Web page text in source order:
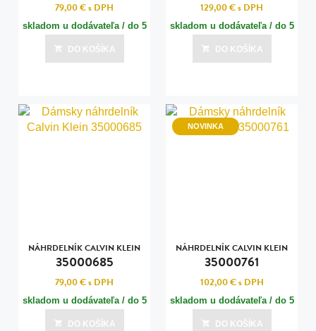
79,00 €s DPH
skladom u dodávateľa / do 5
dní
Posledná aktualizácia dnes o 14:00
DO KOŠÍKA
129,00 €s DPH
skladom u dodávateľa / do 5
dní
Posledná aktualizácia dnes o 14:00
DO KOŠÍKA
NÁHRDELNÍK CALVIN KLEIN
35000685
79,00 €s DPH
skladom u dodávateľa / do 5
dní
DO KOŠÍKA
NOVINKA
NÁHRDELNÍK CALVIN KLEIN
35000761
102,00 €s DPH
skladom u dodávateľa / do 5
dní
DO KOŠÍKA